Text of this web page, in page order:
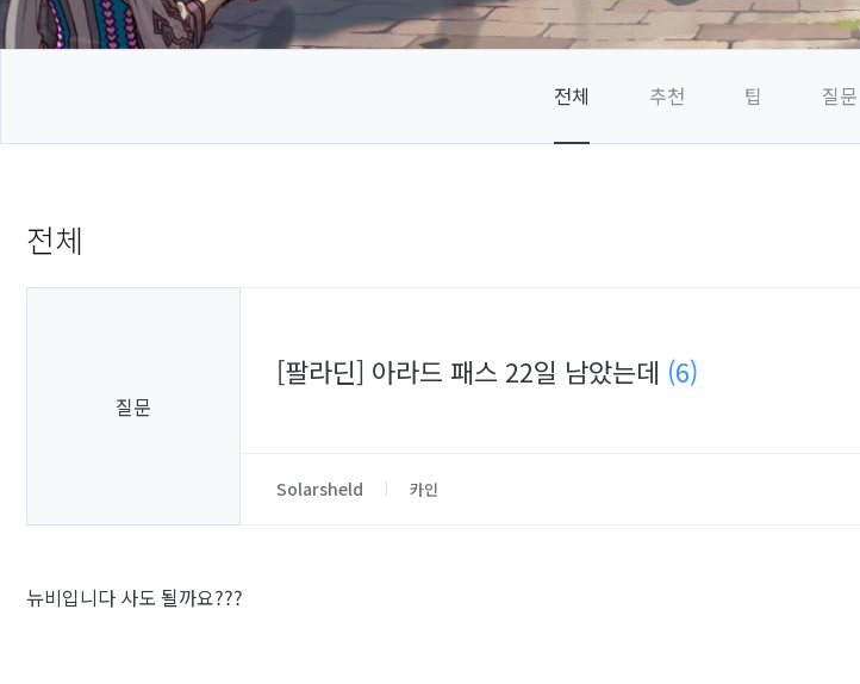
전체 추천 팁 질문
전체
질문
[팔라딘] 아라드 패스 22일 남았는데 (6)
Solarsheld 카인
뉴비입니다 사도 될까요???